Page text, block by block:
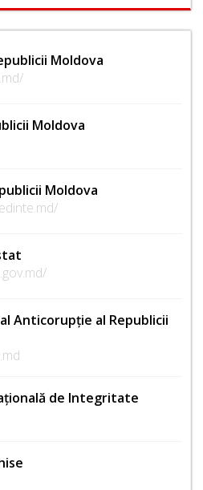
Moldova
Moldova
Moldova
Anticorupție al Republicii
de Integritate